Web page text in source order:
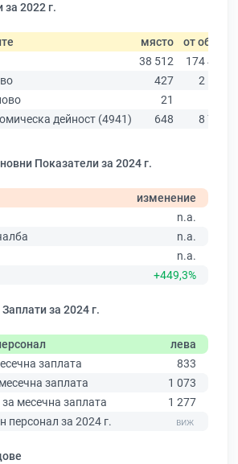
за 2022 г.
място от общо
38 512
174 403
427
2 514
21
дейност (4941)
648 8 756
Показатели за 2024 г.
изменение
n.a.
n.a.
n.a.
+449,3%
за 2024 г.
лева
заплата
833
заплата
1 073
месечна заплата
1 277
персонал за 2024 г.